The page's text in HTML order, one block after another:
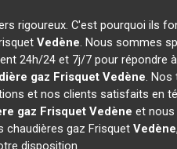
rigoureux. C'est pourquoi ils
Vedène. Nous sommes
24h/24 et 7j/7 pour répondre
gaz Frisquet Vedène. Nos
et nos clients satisfaits en
gaz Frisquet Vedène et
gaz Frisquet Vedène
disposition